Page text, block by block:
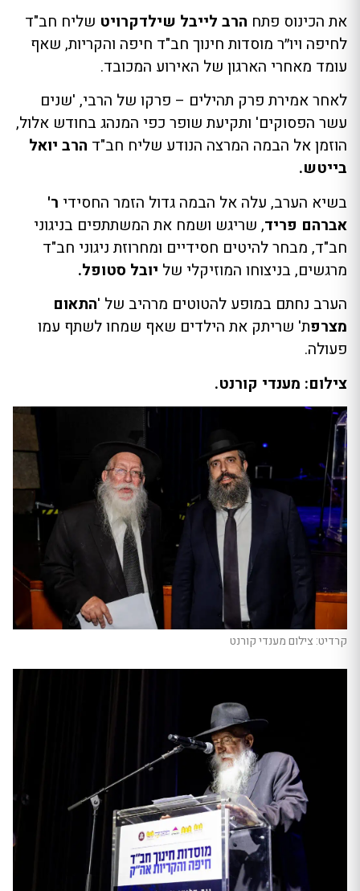
את הכינוס פתח הרב לייבל שילדקרויט שליח חב"ד
לחיפה ויו״ר מוסדות חינוך חב"ד חיפה והקריות, שאף
עומד מאחרי הארגון של האירוע המכובד.
לאחר אמירת פרק תהילים – פרקו של הרבי, 'שנים
עשר הפסוקים' ותקיעת שופר כפי המנהג בחודש אלול,
הוזמן אל הבמה המרצה הנודע שליח חב"ד הרב יואל
בייטש.
בשיא הערב, עלה אל הבמה גדול הזמר החסידי ר'
אברהם פריד, שריגש ושמח את המשתתפים בניגוני
חב"ד, מבחר להיטים חסידיים ומחרוזת ניגוני חב"ד
מרגשים, בניצוחו המוזיקלי של יובל סטופל.
הערב נחתם במופע להטוטים מרהיב של 'התאום
מצרפת' שריתק את הילדים שאף שמחו לשתף עמו
פעולה.
צילום: מענדי קורנט.
קרדיט: צילום מענדי קורנט